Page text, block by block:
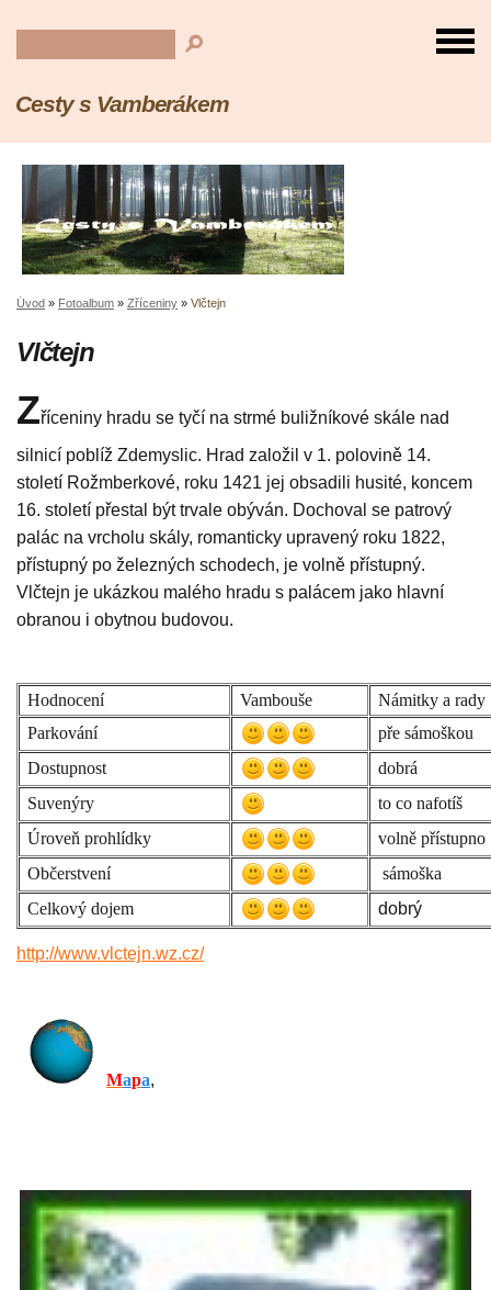
Cesty s Vamberákem
Úvod » Fotoalbum » Zříceniny » Vlčtejn
Vlčtejn
Zříceniny hradu se tyčí na strmé buližníkové skále nad
silnicí poblíž Zdemyslic. Hrad založil v 1. polovině 14.
století Rožmberkové, roku 1421 jej obsadili husité, koncem
16. století přestal být trvale obýván. Dochoval se patrový
palác na vrcholu skály, romanticky upravený roku 1822,
přístupný po železných schodech, je volně přístupný.
Vlčtejn je ukázkou malého hradu s palácem jako hlavní
obranou i obytnou budovou.
Hodnocení Vambouše
Námitky a rady
Parkování
pře sámoškou
Dostupnost
dobrá
Suvenýry
to co nafotíš
Úroveň prohlídky
volně přístupno
Občerstvení
sámoška
Celkový dojem
dobrý
http://www.vlctejn.wz.cz/
Mapa,